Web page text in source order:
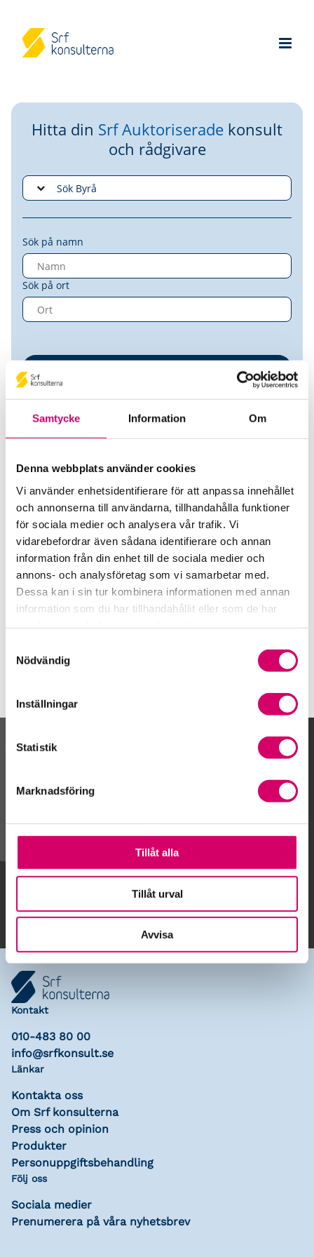
Samtycke Information Om
Denna webbplats använder cookies
Vi använder enhetsidentifierare för att anpassa innehållet
och annonserna till användarna, tillhandahålla funktioner
för sociala medier och analysera vår trafik. Vi
vidarebefordrar även sådana identifierare och annan
information från din enhet till de sociala medier och
annons- och analysföretag som vi samarbetar med.
Dessa kan i sin tur kombinera informationen med annan
information som du har tillhandahållit eller som de har
Nödvändig
Inställningar
Statistik
Marknadsföring
Tillåt alla
Tillåt urval
Avvisa
Hitta din Srf Auktoriserade konsult
och rådgivare
Sök på namn
Sök på ort
Maria Holböll
Auktoriserad Redovisningskonsult
Srf
Certifierad Affärsrådgivare
Holböll Consulting AB
BJÖRNEBORG
Kalendarium
Gå till kalendariet
Lägg till i kalender
Kontakt
010-483 80 00
info@srfkonsult.se
Länkar
Kontakta oss
Om Srf konsulterna
Press och opinion
Produkter
Personuppgiftsbehandling
Följ oss
Sociala medier
Prenumerera på våra nyhetsbrev